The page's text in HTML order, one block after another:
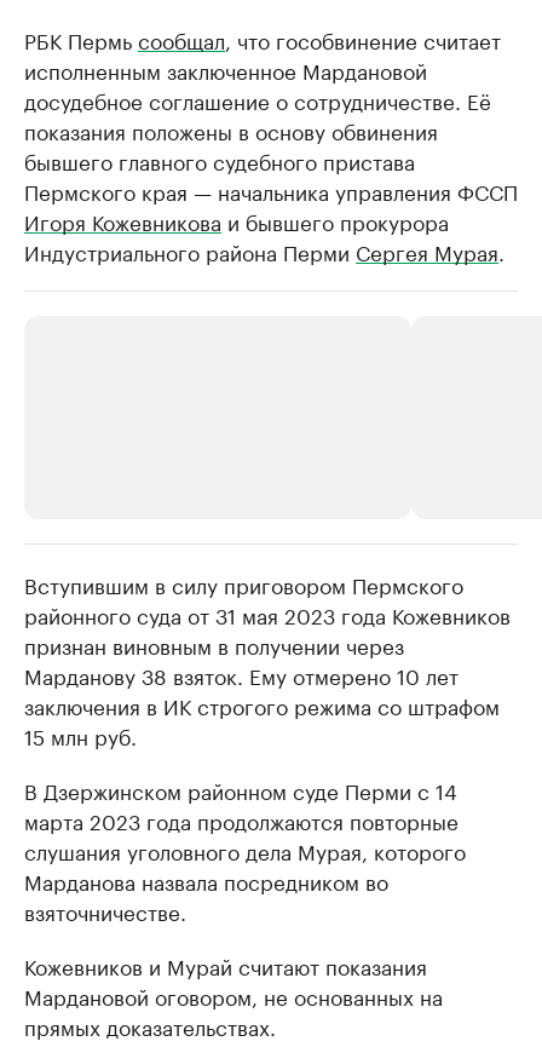
РБК Пермьсообщал , что гособвинение считает
исполненным заключенное Мардановой
досудебное соглашение о сотрудничестве. Её
показания положены в основу обвинения
бывшего главного судебного пристава
Пермского края — начальника управления ФССП
Игоря Кожевникова и бывшего прокурора
Индустриального района Перми Сергея Мурая
Крупные организации в
нефтегазовой промышленности
Найдите и проверьте данные в каталоге Посмотрите
Вступившим в силу приговором Пермского
районного суда от 31 мая 2023 года Кожевников
признан виновным в получении через
Марданову 38 взяток. Ему отмерено 10 лет
заключения в ИК строгого режима со штрафом
15 млн руб.
В Дзержинском районном суде Перми с 14
марта 2023 года продолжаются повторные
слушания уголовного дела Мурая, которого
Марданова назвала посредником во
взяточничестве.
Кожевников и Мурай считают показания
Мардановой оговором, не основанных на
прямых доказательствах.